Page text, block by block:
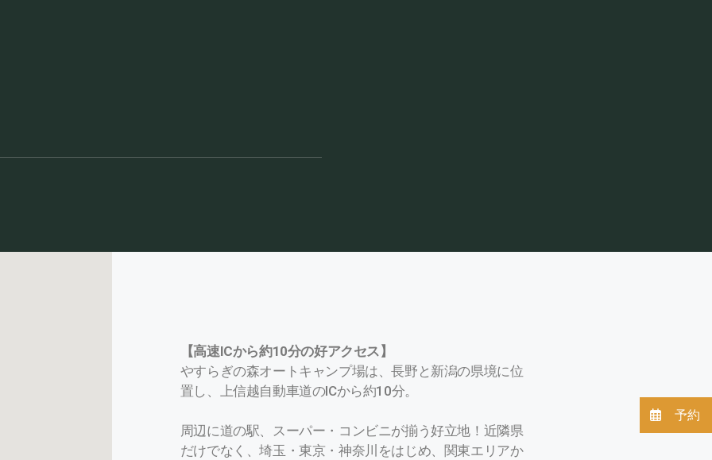
【高速ICから約10分の好アクセス】
やすらぎの森オートキャンプ場は、長野と新潟の県境に位
置し、上信越自動車道のICから約10分。
周辺に道の駅、スーパー・コンビニが揃う好立地！近隣県
だけでなく、埼玉・東京・神奈川をはじめ、関東エリアか
予約